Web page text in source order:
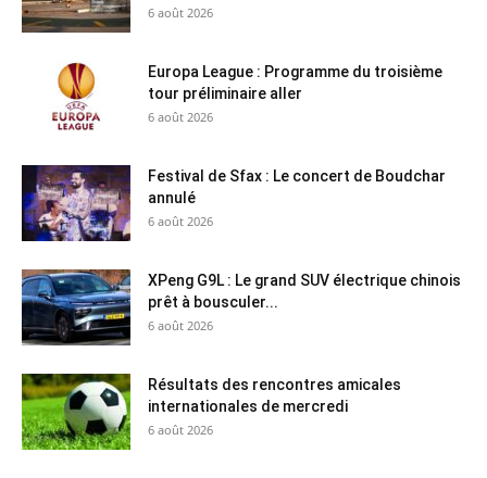
6 août 2026
Europa League : Programme du troisième
tour préliminaire aller
6 août 2026
Festival de Sfax : Le concert de Boudchar
annulé
6 août 2026
XPeng G9L : Le grand SUV électrique chinois
prêt à bousculer...
6 août 2026
Résultats des rencontres amicales
internationales de mercredi
6 août 2026